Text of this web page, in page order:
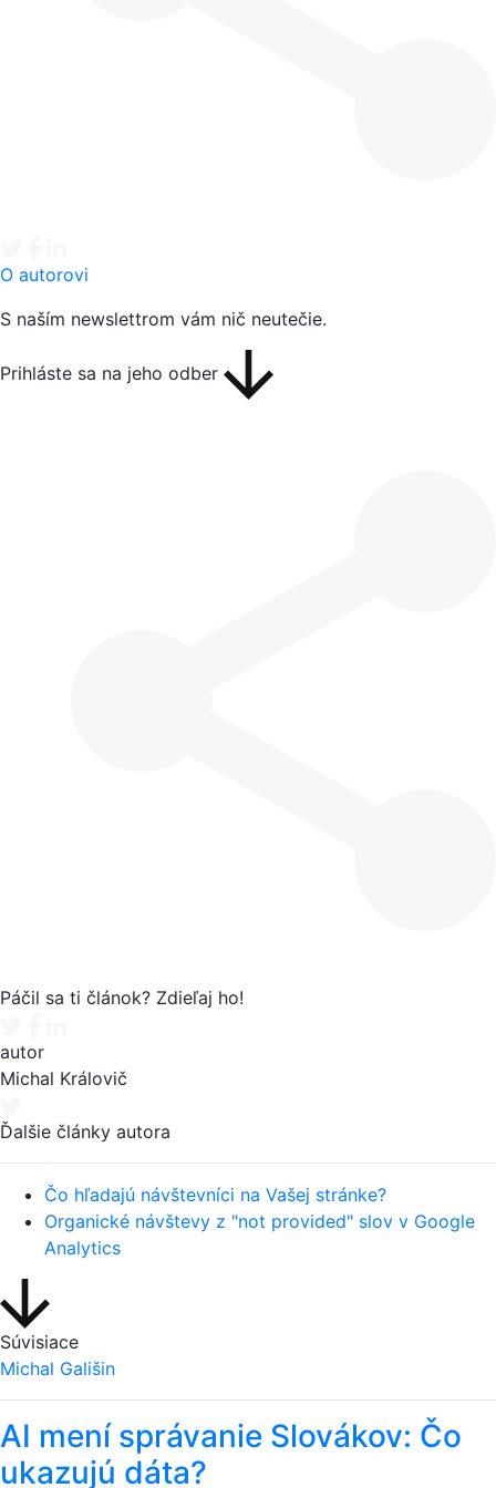
O autorovi
S naším newslettrom vám nič neutečie.
Prihláste sa na jeho odber
Páčil sa ti článok? Zdieľaj ho!
autor
Michal Královič
Ďalšie články autora
Čo hľadajú návštevníci na Vašej stránke?
Organické návštevy z "not provided" slov v Google
Analytics
Súvisiace
Michal Gališin
AI mení správanie Slovákov: Čo
ukazujú dáta?